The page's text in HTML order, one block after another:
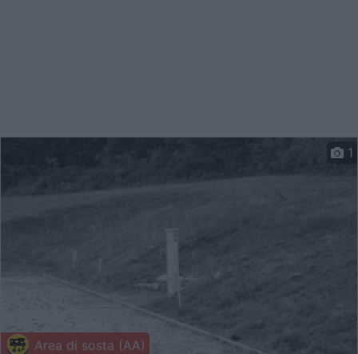
Area di sosta (AA)
1